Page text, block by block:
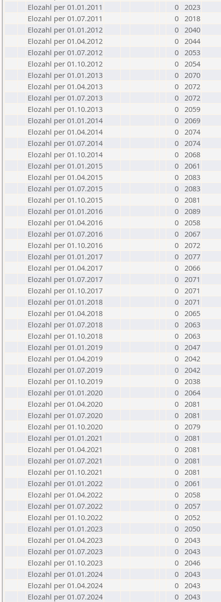
Elozahl per 01.01.2011
0 2023
Elozahl per 01.07.2011
0 2018
Elozahl per 01.01.2012
0 2040
Elozahl per 01.04.2012
0 2044
Elozahl per 01.07.2012
0 2053
Elozahl per 01.10.2012
0 2054
Elozahl per 01.01.2013
0 2070
Elozahl per 01.04.2013
0 2072
Elozahl per 01.07.2013
0 2072
Elozahl per 01.10.2013
0 2059
Elozahl per 01.01.2014
0 2069
Elozahl per 01.04.2014
0 2074
Elozahl per 01.07.2014
0 2074
Elozahl per 01.10.2014
0 2068
Elozahl per 01.01.2015
0 2061
Elozahl per 01.04.2015
0 2083
Elozahl per 01.07.2015
0 2083
Elozahl per 01.10.2015
0 2081
Elozahl per 01.01.2016
0 2089
Elozahl per 01.04.2016
0 2058
Elozahl per 01.07.2016
0 2067
Elozahl per 01.10.2016
0 2072
Elozahl per 01.01.2017
0 2077
Elozahl per 01.04.2017
0 2066
Elozahl per 01.07.2017
0 2071
Elozahl per 01.10.2017
0 2071
Elozahl per 01.01.2018
0 2071
Elozahl per 01.04.2018
0 2065
Elozahl per 01.07.2018
0 2063
Elozahl per 01.10.2018
0 2063
Elozahl per 01.01.2019
0 2047
Elozahl per 01.04.2019
0 2042
Elozahl per 01.07.2019
0 2042
Elozahl per 01.10.2019
0 2038
Elozahl per 01.01.2020
0 2064
Elozahl per 01.04.2020
0 2081
Elozahl per 01.07.2020
0 2081
Elozahl per 01.10.2020
0 2079
Elozahl per 01.01.2021
0 2081
Elozahl per 01.04.2021
0 2081
Elozahl per 01.07.2021
0 2081
Elozahl per 01.10.2021
0 2081
Elozahl per 01.01.2022
0 2061
Elozahl per 01.04.2022
0 2058
Elozahl per 01.07.2022
0 2057
Elozahl per 01.10.2022
0 2052
Elozahl per 01.01.2023
0 2050
Elozahl per 01.04.2023
0 2043
Elozahl per 01.07.2023
0 2043
Elozahl per 01.10.2023
0 2046
Elozahl per 01.01.2024
0 2043
Elozahl per 01.04.2024
0 2043
Elozahl per 01.07.2024
0 2043